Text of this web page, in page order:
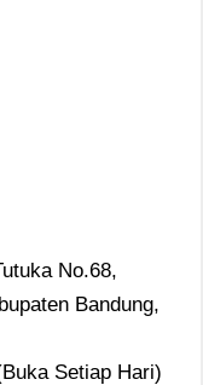
No.68,
Bandung,
Setiap Hari)